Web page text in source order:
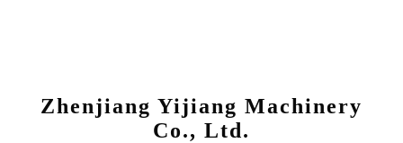
Zhenjiang Yijiang Machinery
Co., Ltd.